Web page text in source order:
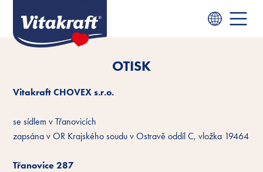
OTISK
Vitakraft CHOVEX s.r.o.
se sídlem v Třanovicích
zapsána v OR Krajského soudu v Ostravě oddíl C, vložka 19464
Třanovice 287